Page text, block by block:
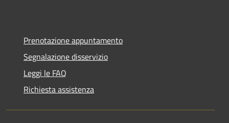
Prenotazione appuntamento
Segnalazione disservizio
Leggi le FAQ
Richiesta assistenza